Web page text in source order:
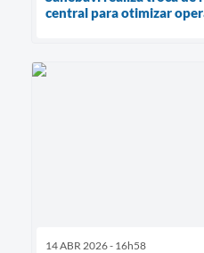
central para otimizar
14 ABR 2026 - 16h58